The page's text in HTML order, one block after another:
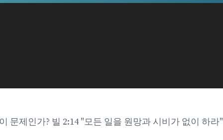
문제인가? 빌 2:14 "모든 일을 원망과 시비가 없이 하라"